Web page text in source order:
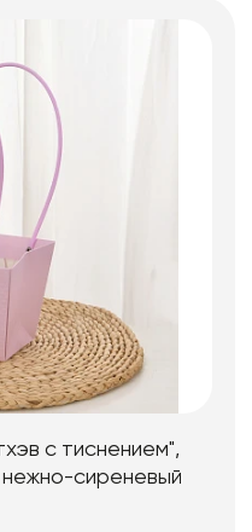
с тиснением",
нежно-сиреневый